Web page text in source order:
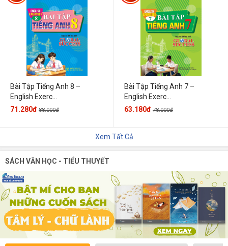
Bài Tập Tiếng Anh 8 –
English Exerc...
71.280đ 88.000đ
Bài Tập Tiếng Anh 7 –
English Exerc...
63.180đ 78.000đ
Xem Tất Cả
SÁCH VĂN HỌC - TIỂU THUYẾT